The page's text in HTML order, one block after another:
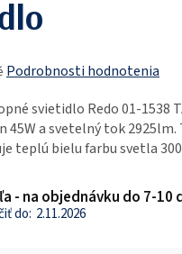
Podrobnosti hodnotenia
svietidlo Redo 01-1538
45W a svetelný tok 2925lm.
teplú bielu farbu svetla
- na objednávku do 7-10
2.11.2026